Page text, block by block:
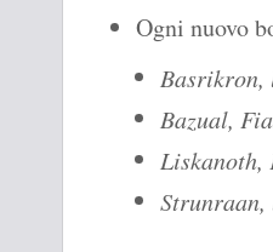
Ogni nuovo
Basrikron,
Bazual,
Liskanoth,